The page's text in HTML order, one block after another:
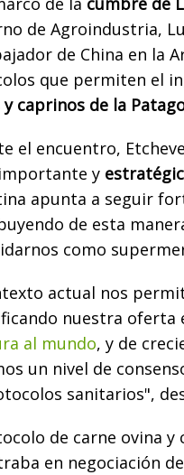
de Agroindustria,
de China en la
que permiten el
y caprinos de la
el encuentro,
y
apunta a seguir
de esta
como
actual nos
nuestra oferta
al mundo, y de
un nivel de
sanitarios",
de carne ovina y
en negociación